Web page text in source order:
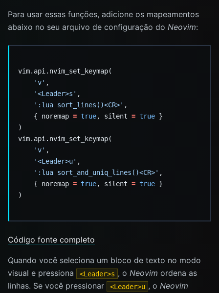
Para usar essas funções, adicione os mapeamentos
abaixo no seu arquivo de configuração do Neovim:
'v'
'<Leader>s'
':lua sort_lines()<CR>'
    { noremap
= true, silent = true
'v'
'<Leader>u'
':lua sort_and_uniq_lines()<CR>'
    { noremap
= true, silent = true
Código fonte completo
Quando você seleciona um bloco de texto no modo
visual e pressiona
<Leader>s , oNeovim ordena as
linhas. Se você pressionar
<Leader>u , oNeovim